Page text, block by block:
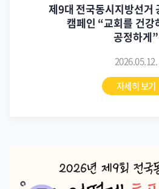
제9대 전국동시지방선거
캠페인 “교회를 건강
공정하게”
2026.05.12.
자세히 보기